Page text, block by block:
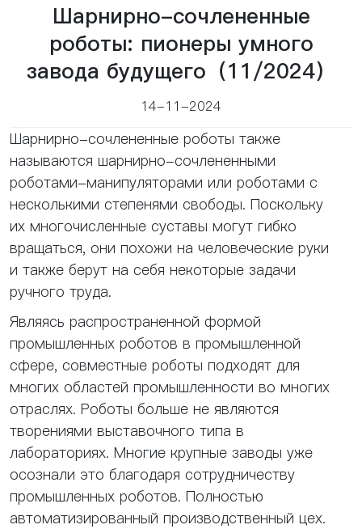
Шарнирно-сочлененные
роботы: пионеры умного
завода будущего（11/2024）
14-11-2024
Шарнирно-сочлененные роботы также
называются шарнирно-сочлененными
роботами-манипуляторами или роботами с
несколькими степенями свободы. Поскольку
их многочисленные суставы могут гибко
вращаться, они похожи на человеческие руки
и также берут на себя некоторые задачи
ручного труда.
Являясь распространенной формой
промышленных роботов в промышленной
сфере, совместные роботы подходят для
многих областей промышленности во многих
отраслях. Роботы больше не являются
творениями выставочного типа в
лабораториях. Многие крупные заводы уже
осознали это благодаря сотрудничеству
промышленных роботов. Полностью
автоматизированный производственный цех.